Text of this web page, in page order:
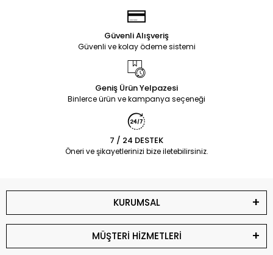
Güvenli Alışveriş
Güvenli ve kolay ödeme sistemi
Geniş Ürün Yelpazesi
Binlerce ürün ve kampanya seçeneği
7 / 24 DESTEK
Öneri ve şikayetlerinizi bize iletebilirsiniz.
KURUMSAL
MÜŞTERİ HİZMETLERİ